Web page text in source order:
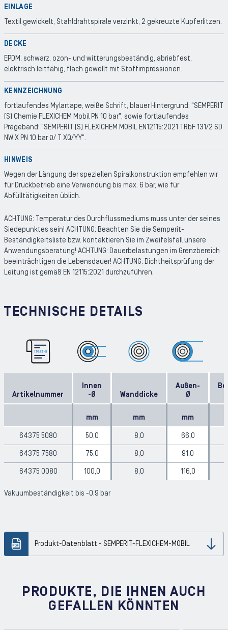
EINLAGE
Textil gewickelt, Stahldrahtspirale verzinkt, 2 gekreuzte Kupferlitzen.
DECKE
EPDM, schwarz, ozon- und witterungsbeständig, abriebfest,
elektrisch leitfähig, flach gewellt mit Stoffimpressionen.
KENNZEICHNUNG
fortlaufendes Mylartape, weiße Schrift, blauer Hintergrund: "SEMPERIT
(S) Chemie FLEXICHEM Mobil PN 10 bar", sowie fortlaufendes
Prägeband: "SEMPERIT (S) FLEXICHEM MOBIL EN12115:2021 TRbF 131/2 SD
NW X PN 10 bar Ω/ T XQ/YY".
HINWEIS
Wegen der Längung der speziellen Spiralkonstruktion empfehlen wir
für Druckbetrieb eine Verwendung bis max. 6 bar, wie für
Abfülltätigkeiten üblich.
ACHTUNG: Temperatur des Durchflussmediums muss unter der seines
Siedepunktes sein! ACHTUNG: Beachten Sie die Semperit-
Beständigkeitsliste bzw. kontaktieren Sie im Zweifelsfall unsere
Anwendungsberatung! ACHTUNG: Dauerbelastungen im Grenzbereich
beeinträchtigen die Lebensdauer! ACHTUNG: Dichtheitsprüfung der
Leitung ist gemäß EN 12115:2021 durchzuführen.
TECHNISCHE DETAILS
Artikelnummer
Innen
-Ø
Wanddicke
Außen-
Ø
mm mm mm
64375 5080 50,0 8,0 66,0
64375 7580 75,0 8,0 91,0
64375 0080 100,0 8,0 116,0
Vakuumbeständigkeit bis -0,9 bar
Produkt-Datenblatt - SEMPERIT-FLEXICHEM-MOBIL
PRODUKTE, DIE IHNEN AUCH
GEFALLEN KÖNNTEN